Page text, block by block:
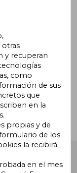
y
Reservados.
otras
y recuperan
como
de sus
que
en la
propias y de
de los
la recibirá
en el mes